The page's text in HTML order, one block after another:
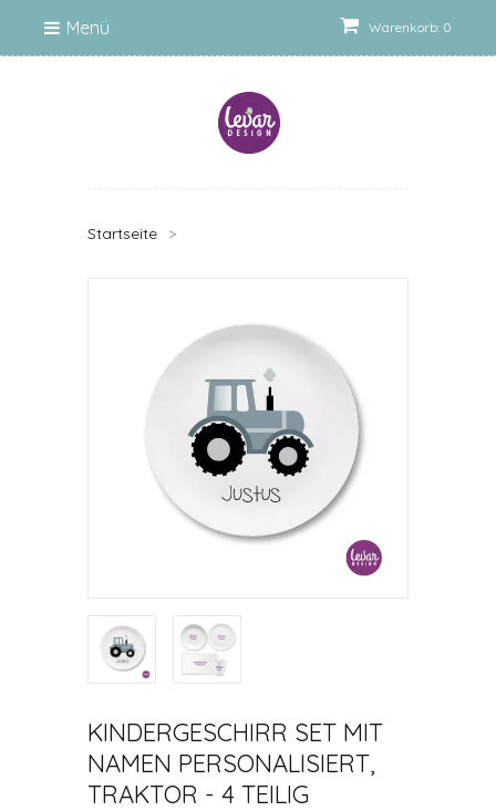
Warenkorb: 0
Menü
Startseite >
KINDERGESCHIRR SET MIT
NAMEN PERSONALISIERT,
TRAKTOR - 4 TEILIG